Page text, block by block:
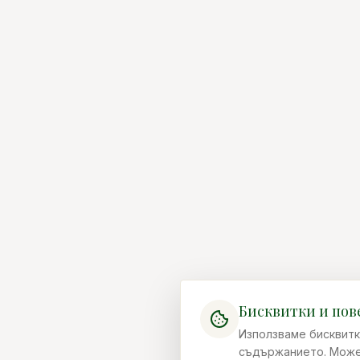
Бисквитки и
Използваме
съдържанието.